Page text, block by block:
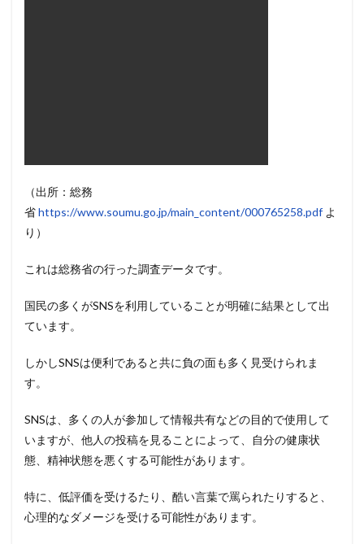
（出所：総務
省https://www.soumu.go.jp/main_content/000765258.pdf よ
り）
これは総務省の行った調査データです。
国民の多くがSNSを利用していることが明確に結果として出
ています。
しかしSNSは便利であると共に負の面も多く見受けられま
す。
SNSは、多くの人が参加して情報共有などの目的で使用して
いますが、他人の投稿を見ることによって、自分の健康状
態、精神状態を悪くする可能性があります。
特に、低評価を受けるたり、酷い言葉で罵られたりすると、
心理的なダメージを受ける可能性があります。